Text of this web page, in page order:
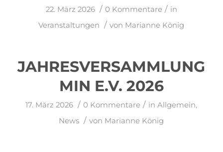
22. März 2026 / 0 Kommentare / in
Veranstaltungen / von Marianne König
JAHRESVERSAMMLUNG
MIN E.V. 2026
17. März 2026 / 0 Kommentare / inAllgemein,
News / von Marianne König